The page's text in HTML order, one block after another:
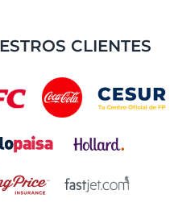
CLIENTES